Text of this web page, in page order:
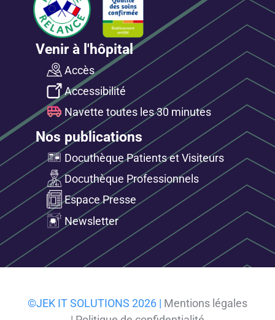
Venir à l'hôpital
Accès
Accessibilité
Navette toutes les 30 minutes
Nos publications
Docuthèque Patients et Visiteurs
Docuthèque Professionnels
Espace Presse
Newsletter
©JEK IT SOLUTIONS 2026 | Mentions légales